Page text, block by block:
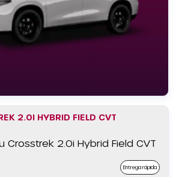
2.0I HYBRID FIELD CVT
Entrega rápida